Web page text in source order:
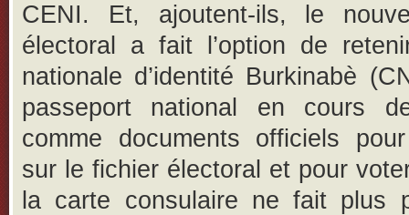
CENI. Et, ajoutent-ils, le
électoral a fait l’option de
nationale d’identité Burkinabè
passeport national en cours
comme documents officiels pour
sur le fichier électoral et pour
la carte consulaire ne fait plus